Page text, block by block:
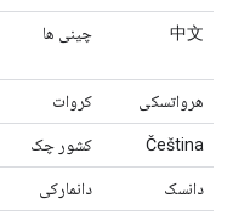
中文 چینی ها
هرواتسکی کروات
Čeština کشور چک
دانسک دانمارکی